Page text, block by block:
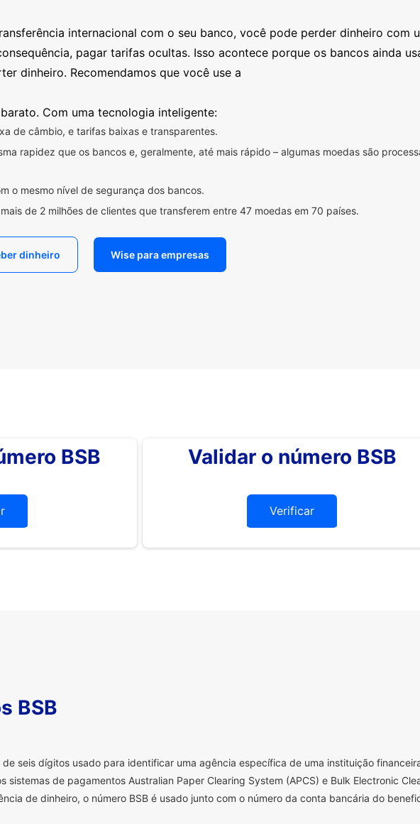
internacional com o seu banco, você pode perder dinheiro com
pagar tarifas ocultas. Isso acontece porque os bancos ainda
dinheiro. Recomendamos que você use a
Com uma tecnologia inteligente:
de câmbio, e tarifas baixas e transparentes.
rapidez que os bancos e, geralmente, até mais rápido – algumas moedas são
o mesmo nível de segurança dos bancos.
de 2 milhões de clientes que transferem entre 47 moedas em 70 países.
dinheiro Wise para empresas
BSB Validar o número BSB
Verificar
BSB
de seis dígitos usado para identificar uma agência específica de uma instituição
sistemas de pagamentos Australian Paper Clearing System (APCS) e Bulk Electronic
de dinheiro, o número BSB é usado junto com o número da conta bancária do